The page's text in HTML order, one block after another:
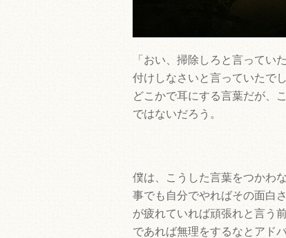
「おい、掃除しろと言ってい
付けしなさいと言っていたで
どこかで耳にする言葉だが、
ではないだろう。
僕は、こうした言葉をつかわ
事でも自分でやればその面白
が疲れていれば頑張れと言う
であれば無理をするなとアド